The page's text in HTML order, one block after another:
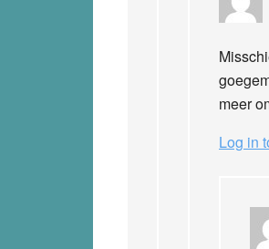
meer
Log in